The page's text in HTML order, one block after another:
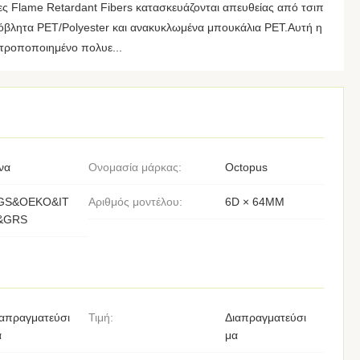
Flame Retardant Fibers κατασκευάζονται απευθείας από τσιπ
PET/Polyester και ανακυκλωμένα μπουκάλια PET.Αυτή η
πολυε...
Ονομασία μάρκας: Octopus
Αριθμός μοντέλου: 6D × 64MM
Τιμή:
Διαπραγματεύσι
μα